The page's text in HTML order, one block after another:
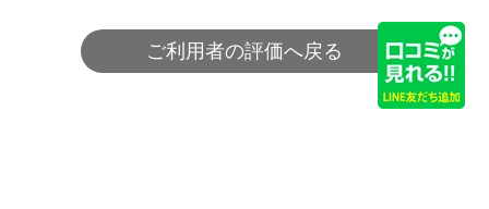
ご利用者の評価へ戻る